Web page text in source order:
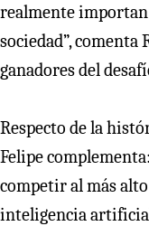
realmente
sociedad”, comenta
ganadores del
Respecto de la
Felipe
competir al más
inteligencia